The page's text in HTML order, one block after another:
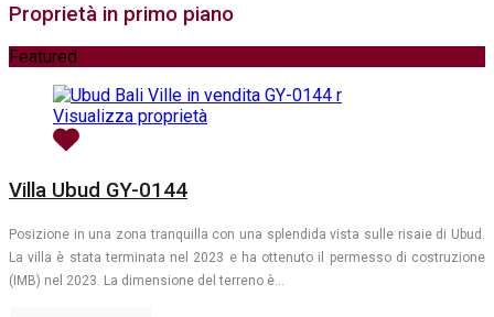
Proprietà in primo piano
Featured
Visualizza proprietà
Villa Ubud GY-0144
Posizione in una zona tranquilla con una splendida vista sulle risaie di Ubud.
La villa è stata terminata nel 2023 e ha ottenuto il permesso di costruzione
(IMB) nel 2023. La dimensione del terreno è…